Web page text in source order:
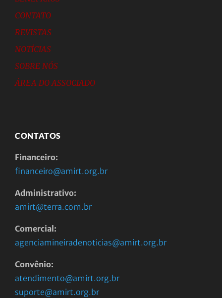
CONTATO
REVISTAS
NOTÍCIAS
SOBRE NÓS
ÁREA DO ASSOCIADO
CONTATOS
Financeiro:
financeiro@amirt.org.br
Administrativo:
amirt@terra.com.br
Comercial:
agenciamineiradenoticias@amirt.org.br
Convênio:
atendimento@amirt.org.br
suporte@amirt.org.br